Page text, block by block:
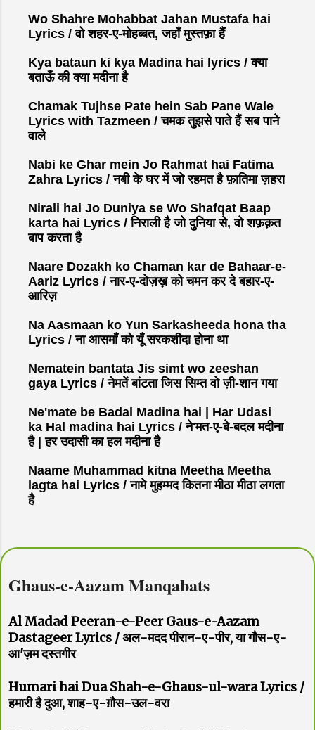
C
o
m
e
t
Wo Shahre Mohabbat Jahan Mustafa hai
Lyrics / वो शहर-ए-मोहब्बत, जहाँ मुस्तफ़ा हैं
Kya bataun ki kya Madina hai lyrics / क्या
बताऊँ की क्या मदीना है
Chamak Tujhse Pate hein Sab Pane Wale
Lyrics with Tazmeen / चमक तुझसे पाते हैं सब पाने
वाले
Nabi ke Ghar mein Jo Rahmat hai Fatima
Zahra Lyrics / नबी के घर में जो रहमत है फ़ातिमा ज़हरा
Nirali hai Jo Duniya se Wo Shafqat Baap
karta hai Lyrics / निराली है जो दुनिया से, वो शफ़क़त
बाप करता है
Naare Dozakh ko Chaman kar de Bahaar-e-
Aariz Lyrics / नार-ए-दोज़ख़ को चमन कर दे बहार-ए-
आरिज़
Na Aasmaan ko Yun Sarkasheeda hona tha
Lyrics / ना आसमाँ को यूँ सरकशीदा होना था
Nematein bantata Jis simt wo zeeshan
gaya Lyrics / नेमतें बांटता जिस सिम्त वो ज़ी-शान गया
Ne'mate be Badal Madina hai | Har Udasi
ka Hal madina hai Lyrics / ने'मत-ए-बे-बदल मदीना
है | हर उदासी का हल मदीना है
Naame Muhammad kitna Meetha Meetha
lagta hai Lyrics / नामे मुहम्मद कितना मीठा मीठा लगता
है
Ghaus-e-Aazam Manqabats
Al Madad Peeran-e-Peer Gaus-e-Aazam
Dastageer Lyrics / अल-मदद पीरान-ए-पीर, या गौस-ए-
आ'ज़म दस्तगीर
Humari hai Dua Shah-e-Ghaus-ul-wara Lyrics /
हमारी है दुआ, शाह-ए-ग़ौस-उल-वरा